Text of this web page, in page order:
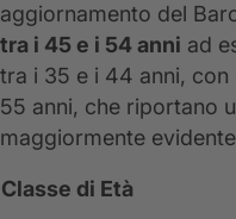
aggiornamento del
tra i 45 e i 54 anni ad
tra i 35 e i 44 anni,
55 anni, che riportano
maggiormente
Classe di Età